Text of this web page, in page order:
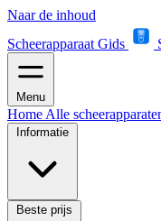
Naar de inhoud
Scheerapparaat Gids
Menu
Home Alle
Informatie
Beste prijs